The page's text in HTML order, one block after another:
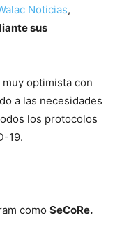
Noticias,
sus
optimista con
a las necesidades
los protocolos
19.
como SeCoRe.